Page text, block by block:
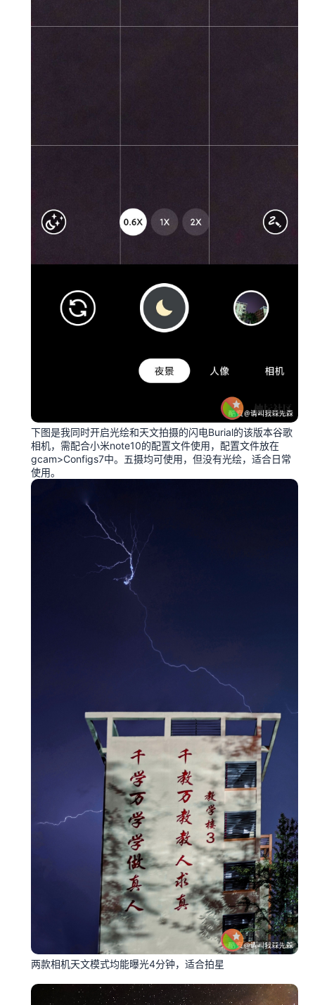
下图是我同时开启光绘和天文拍摄的闪电Burial的该版本谷歌
相机，需配合小米note10的配置文件使用，配置文件放在
gcam>Configs7中。五摄均可使用，但没有光绘，适合日常
使用。
两款相机天文模式均能曝光4分钟，适合拍星